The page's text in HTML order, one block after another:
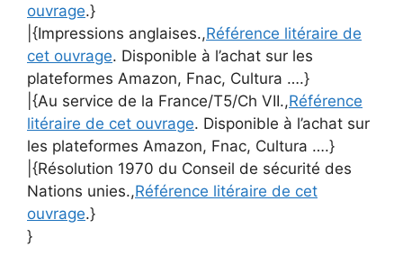
ouvrage.}
|{Impressions anglaises.,Référence litéraire de
cet ouvrage. Disponible à l’achat sur les
plateformes Amazon, Fnac, Cultura ….}
|{Au service de la France/T5/Ch VII.,Référence
litéraire de cet ouvrage. Disponible à l’achat sur
les plateformes Amazon, Fnac, Cultura ….}
|{Résolution 1970 du Conseil de sécurité des
Nations unies.,Référence litéraire de cet
ouvrage.}
}